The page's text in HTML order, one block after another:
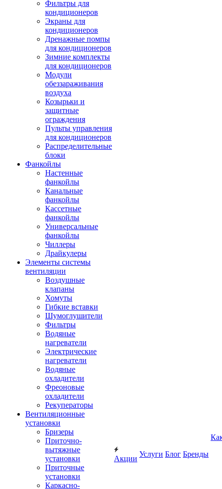
Фильтры для
кондиционеров
Экраны для
кондиционеров
Дренажные помпы
для кондиционеров
Зимние комплекты
для кондиционеров
Модули
обеззараживания
воздуха
Козырьки и
защитные
ограждения
Пульты управления
для кондиционеров
Распределительные
блоки
Фанкойлы
Настенные
фанкойлы
Канальные
фанкойлы
Кассетные
фанкойлы
Универсальные
фанкойлы
Чиллеры
Драйкулеры
Элементы системы
вентиляции
Воздушные
клапаны
Хомуты
Гибкие вставки
Шумоглушители
Фильтры
Водяные
нагреватели
Электрические
нагреватели
Водяные
охладители
Фреоновые
охладители
Рекуператоры
Вентиляционные
установки
Бризеры
Приточно-
вытяжные
установки
Приточные
установки
Каркасно-
Акции
Услуги Блог Бренды